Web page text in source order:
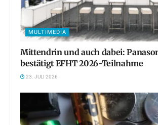
MULTIMEDIA
Mittendrin und auch dabei:
bestätigt EFHT 2026-Teilnahme
23. JULI 2026